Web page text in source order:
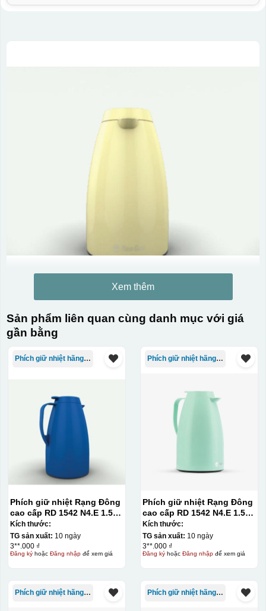
Kiểu in:
In lưới (silk screen printing) trong ngành quà tặng là kỹ
Xem thêm
Sản phẩm liên quan cùng danh mục với giá
gần bằng
Phích giữ nhiệt hãng Rạng Đông
Phích giữ nhiệt Rạng Đông
cao cấp RD 1542 N4.E 1.5L
màu xanh dương
Kích thước:
TG sản xuất: 10 ngày
3**.000 ₫
Đăng kýhoặc Đăng nhậpđể xem giá
Phích giữ nhiệt hãng Rạng Đông
Phích giữ nhiệt Rạng Đông
cao cấp RD 1542 N4.E 1.5L
màu xanh lá
Kích thước:
TG sản xuất: 10 ngày
3**.000 ₫
Đăng kýhoặc Đăng nhậpđể xem giá
Phích giữ nhiệt hãng Rạng Đông Phích giữ nhiệt hãng Rạng Đông